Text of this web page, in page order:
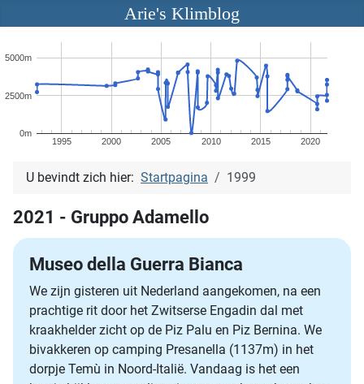
Arie's Klimblog
1995 2000 2005 2010 2015 2020
0m
2500m
5000m
U bevindt zich hier: Startpagina 1999
2021 - Gruppo Adamello
Museo della Guerra Bianca
We zijn gisteren uit Nederland aangekomen, na een
prachtige rit door het Zwitserse Engadin dal met
kraakhelder zicht op de Piz Palu en Piz Bernina. We
bivakkeren op camping Presanella (1137m) in het
dorpje Temù in Noord-Italië. Vandaag is het een